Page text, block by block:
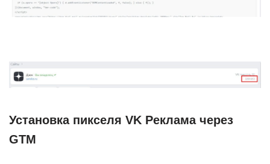
Установка пикселя VK Реклама через
GTM